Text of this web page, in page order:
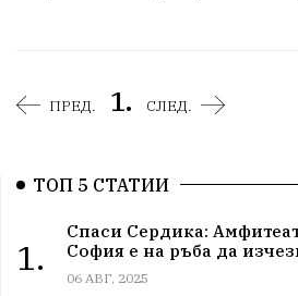
ПРЕД. 1. СЛЕД.
ТОП 5 СТАТИИ
1.
Спаси Сердика:
София е на ръба да
06 АВГ, 2025